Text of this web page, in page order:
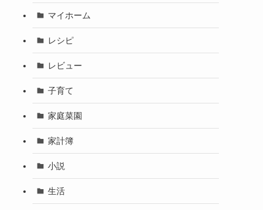
マイホーム
レシピ
レビュー
子育て
家庭菜園
家計簿
小説
生活